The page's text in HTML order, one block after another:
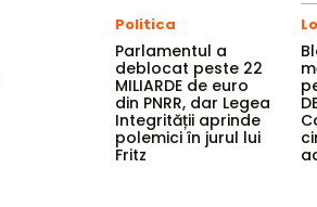
Politica
Parlamentul a
deblocat peste 22
MILIARDE de euro
din PNRR, dar Legea
Integrității aprinde
polemici în jurul lui
Fritz